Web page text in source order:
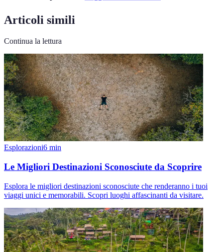
Articoli simili
Continua la lettura
Esplorazioni6 min
Le Migliori Destinazioni Sconosciute da Scoprire
Esplora le migliori destinazioni sconosciute che renderanno i tuoi
viaggi unici e memorabili. Scopri luoghi affascinanti da visitare.